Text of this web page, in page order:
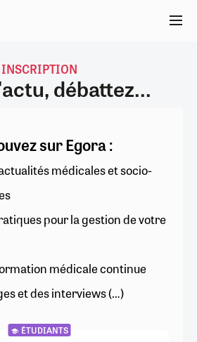
INSCRIPTION
débattez...
sur Egora :
médicales et socio-
pour la gestion de votre
médicale continue
et des interviews (…)
ÉTUDIANTS